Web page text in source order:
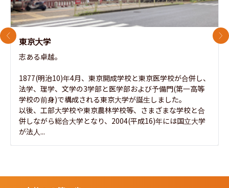
東京大学
志ある卓越。
1877(明治10)年4月、東京開成学校と東京医学校が合併し、
法学、理学、文学の3学部と医学部および予備門(第一高等
学校の前身)で構成される東京大学が誕生しました。
以後、工部大学校や東京農林学校等、さまざまな学校と合
併しながら総合大学となり、2004(平成16)年には国立大学
が法人...
前のスライド 次